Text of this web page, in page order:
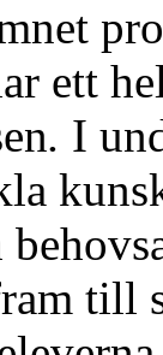
ett
. I
till